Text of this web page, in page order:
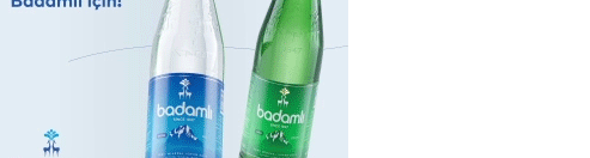
90
Prezidentdən Xəzər Fərhadov ilə bağlı
SƏRƏNCAM